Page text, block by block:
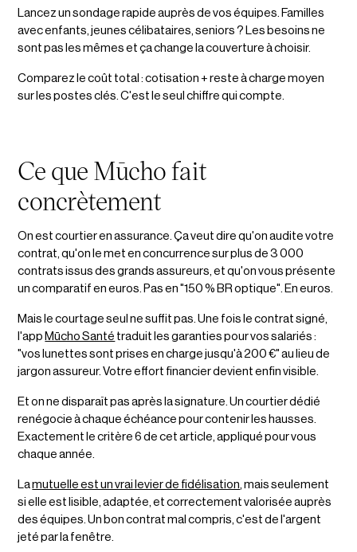
Lancez un sondage rapide auprès de vos équipes. Familles
avec enfants, jeunes célibataires, seniors ? Les besoins ne
sont pas les mêmes et ça change la couverture à choisir.
Comparez le coût total : cotisation + reste à charge moyen
sur les postes clés. C'est le seul chiffre qui compte.
Ce que Mūcho fait
concrètement
On est courtier en assurance. Ça veut dire qu'on audite votre
contrat, qu'on le met en concurrence sur plus de 3 000
contrats issus des grands assureurs, et qu'on vous présente
un comparatif en euros. Pas en "150 % BR optique". En euros.
Mais le courtage seul ne suffit pas. Une fois le contrat signé,
l'app Mūcho Santé traduit les garanties pour vos salariés :
"vos lunettes sont prises en charge jusqu'à 200 €" au lieu de
jargon assureur. Votre effort financier devient enfin visible.
Et on ne disparaît pas après la signature. Un courtier dédié
renégocie à chaque échéance pour contenir les hausses.
Exactement le critère 6 de cet article, appliqué pour vous
chaque année.
Lamutuelle est un vrai levier de fidélisation, mais seulement
si elle est lisible, adaptée, et correctement valorisée auprès
des équipes. Un bon contrat mal compris, c'est de l'argent
jeté par la fenêtre.